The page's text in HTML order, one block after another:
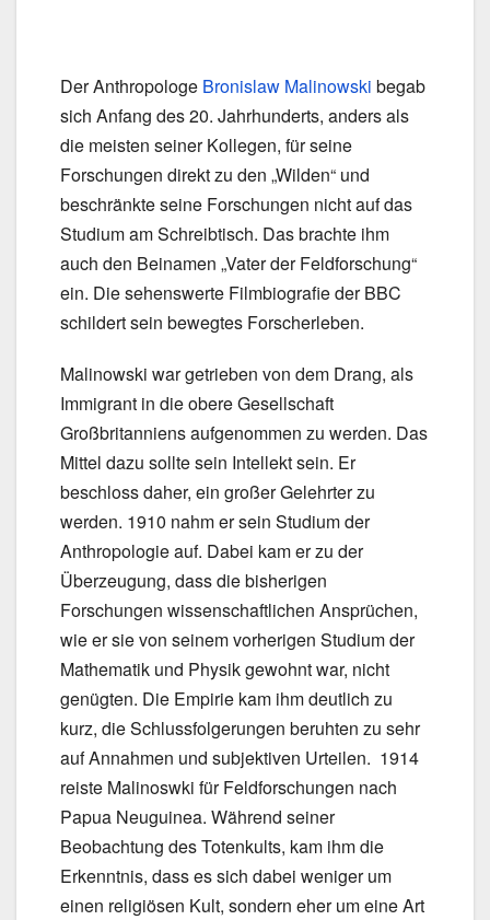
Der Anthropologe Bronislaw Malinowski begab
sich Anfang des 20. Jahrhunderts, anders als
die meisten seiner Kollegen, für seine
Forschungen direkt zu den „Wilden“ und
beschränkte seine Forschungen nicht auf das
Studium am Schreibtisch. Das brachte ihm
auch den Beinamen „Vater der Feldforschung“
ein. Die sehenswerte Filmbiografie der BBC
schildert sein bewegtes Forscherleben.
Malinowski war getrieben von dem Drang, als
Immigrant in die obere Gesellschaft
Großbritanniens aufgenommen zu werden. Das
Mittel dazu sollte sein Intellekt sein. Er
beschloss daher, ein großer Gelehrter zu
werden. 1910 nahm er sein Studium der
Anthropologie auf. Dabei kam er zu der
Überzeugung, dass die bisherigen
Forschungen wissenschaftlichen Ansprüchen,
wie er sie von seinem vorherigen Studium der
Mathematik und Physik gewohnt war, nicht
genügten. Die Empirie kam ihm deutlich zu
kurz, die Schlussfolgerungen beruhten zu sehr
auf Annahmen und subjektiven Urteilen. 1914
reiste Malinoswki für Feldforschungen nach
Papua Neuguinea. Während seiner
Beobachtung des Totenkults, kam ihm die
Erkenntnis, dass es sich dabei weniger um
einen religiösen Kult, sondern eher um eine Art